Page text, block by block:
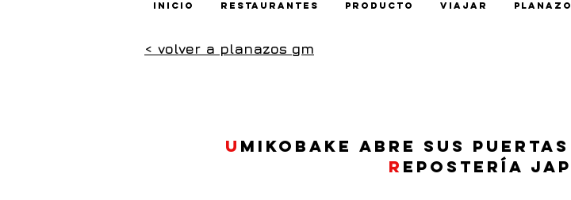
Inicio Restaurantes Producto Viajar
< volver a planazos gm
U mikobake abre sus
r epostería